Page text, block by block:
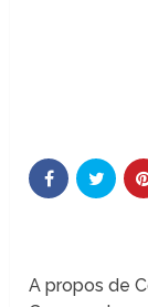
A propos de